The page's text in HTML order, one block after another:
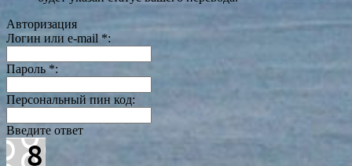
Авторизация
Логин или e-mail *:
Пароль *:
Персональный пин код:
Введите ответ